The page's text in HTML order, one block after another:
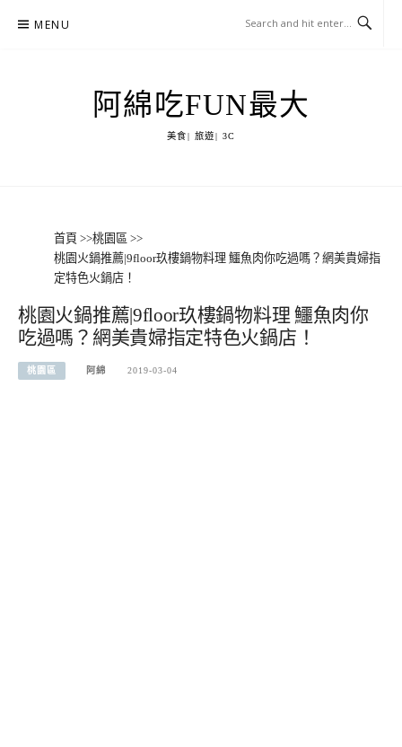
MENU
阿綿吃FUN最大
美食| 旅遊| 3C
首頁 >>桃園區 >>
桃園火鍋推薦|9floor玖樓鍋物料理 鱷魚肉你吃過嗎？網美貴婦指
定特色火鍋店！
桃園火鍋推薦|9floor玖樓鍋物料理 鱷魚肉你
吃過嗎？網美貴婦指定特色火鍋店！
桃園區 阿綿 2019-03-04